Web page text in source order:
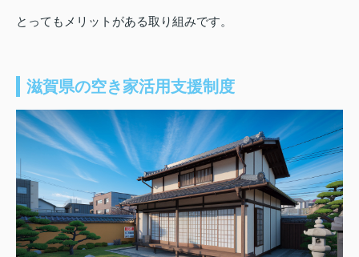
とってもメリットがある取り組みです。
滋賀県の空き家活用支援制度